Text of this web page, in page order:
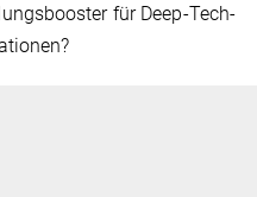
für Deep-Tech-